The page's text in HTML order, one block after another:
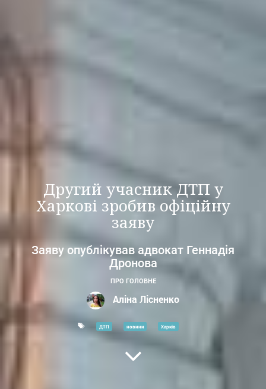
Другий учасник ДТП у
Харкові зробив офіційну
заяву
Заяву опублікував адвокат Геннадія
Дронова
ПРО ГОЛОВНЕ
Аліна Лісненко
ДТП новини Харків